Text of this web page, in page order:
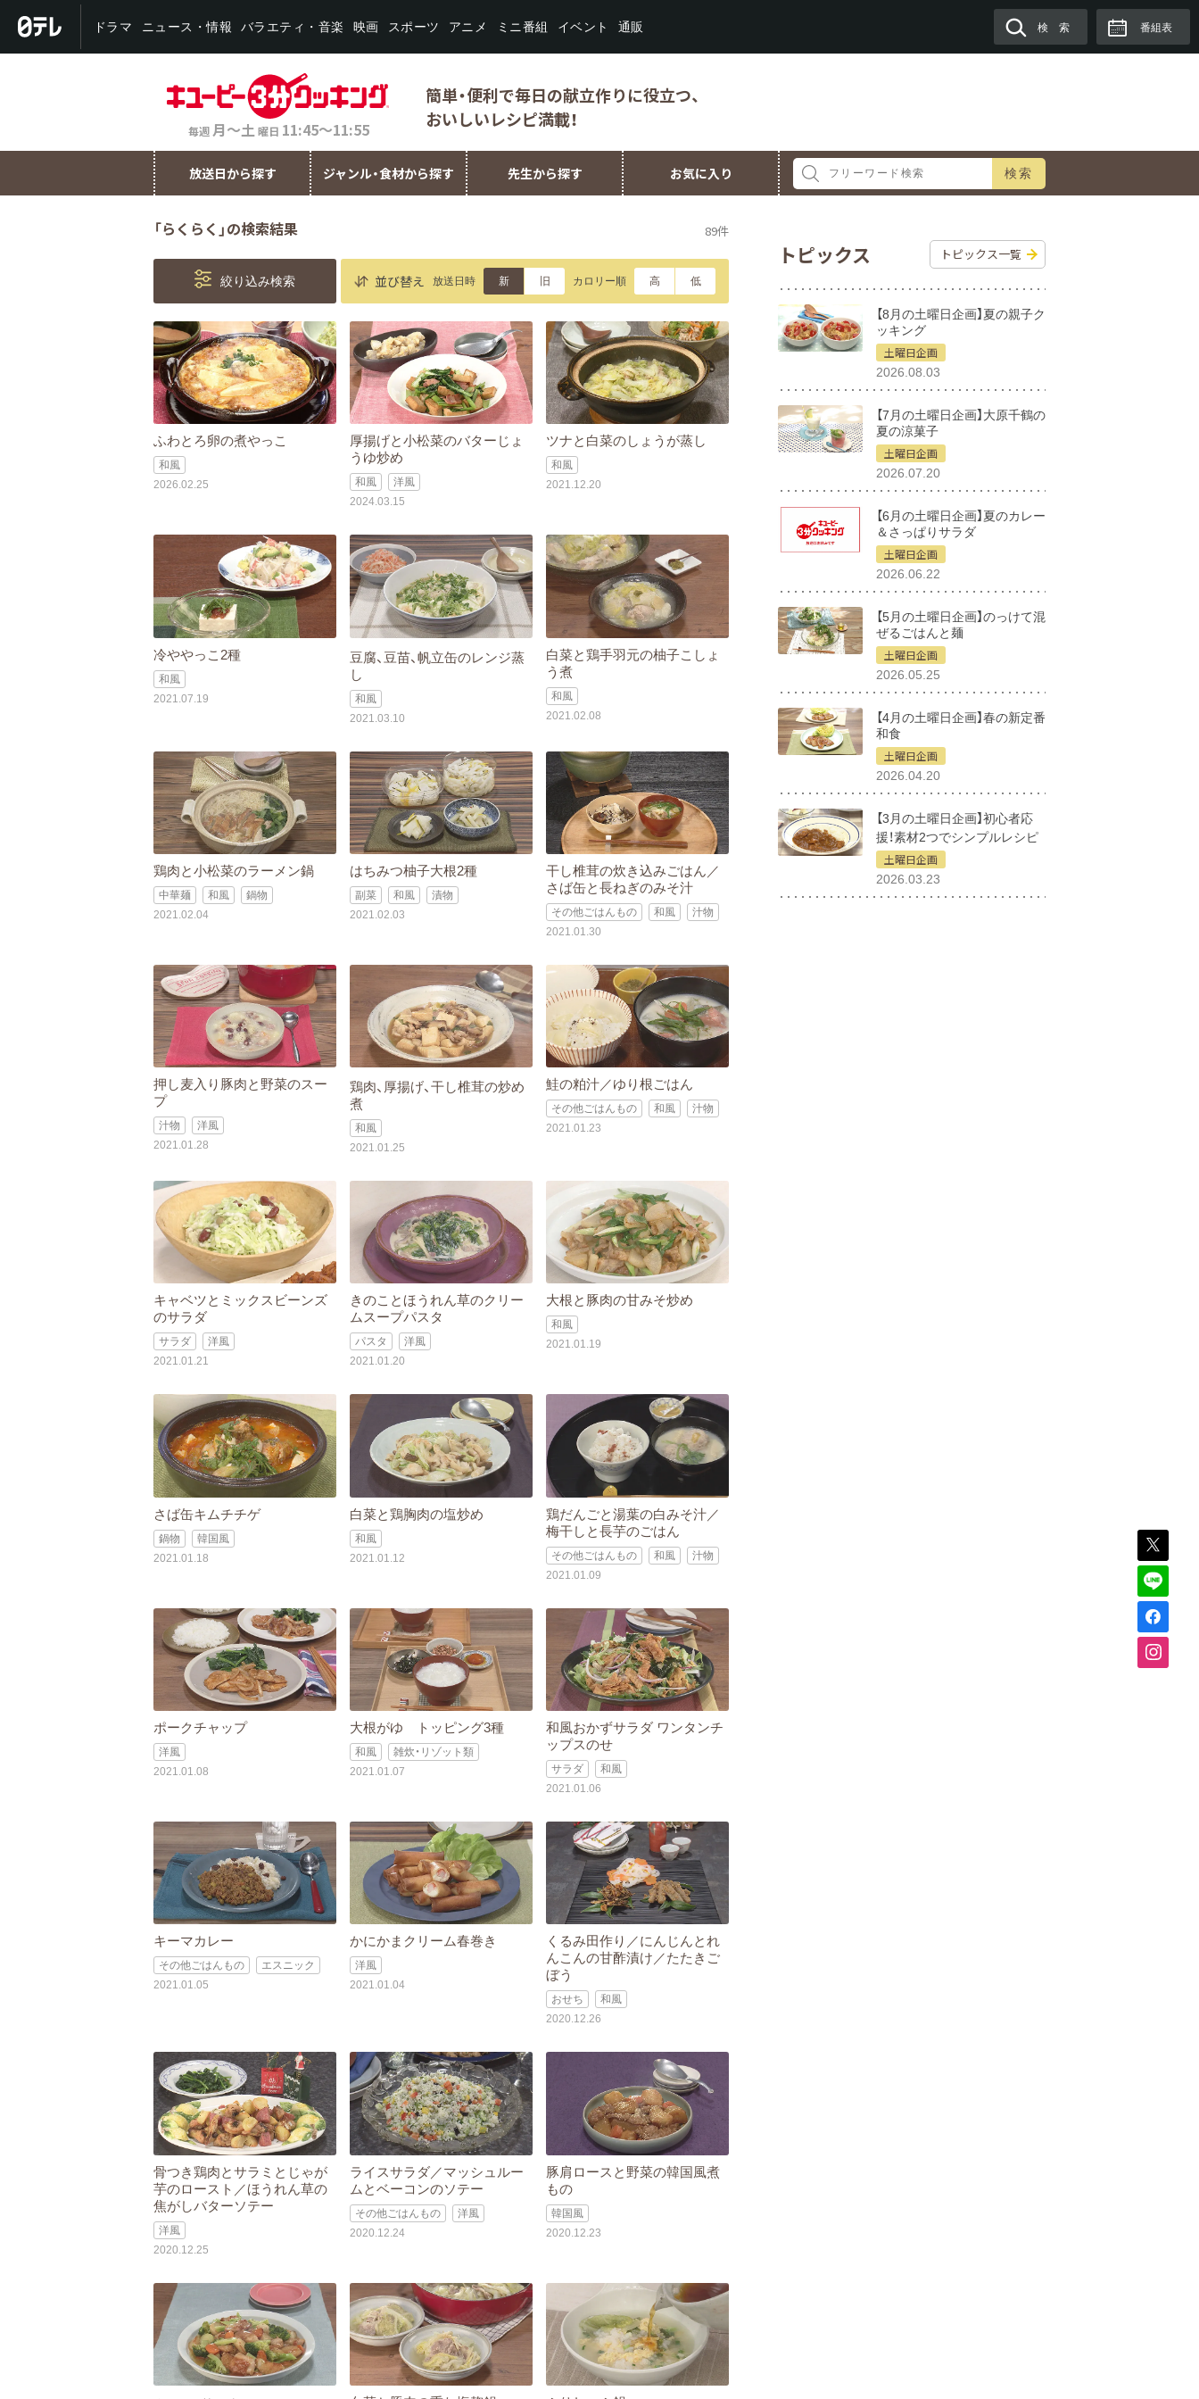
ドラマ ニュース・情報 バラエティ・音楽 映画 スポーツ アニメ ミニ番組 イベント 通販 検 索 番組表
毎週月～土 曜日 11:45～11:55
簡単・便利で毎日の献立作りに役立つ、
おいしいレシピ満載！
放送日から探す ジャンル・食材から探す 先生から探す お気に入り 検索
「らくらく」の検索結果 89件
絞り込み検索 並び替え 放送日時 新 旧 カロリー順 高 低
ふわとろ卵の煮やっこ
和風
2026.02.25
厚揚げと小松菜のバターじょ
うゆ炒め
和風
洋風
2024.03.15
ツナと白菜のしょうが蒸し
和風
2021.12.20
冷ややっこ2種
和風
2021.07.19
豆腐、豆苗、帆立缶のレンジ蒸
し
和風
2021.03.10
白菜と鶏手羽元の柚子こしょ
う煮
和風
2021.02.08
鶏肉と小松菜のラーメン鍋
中華麺 和風
鍋物
2021.02.04
はちみつ柚子大根2種
副菜 和風
漬物
2021.02.03
干し椎茸の炊き込みごはん／
さば缶と長ねぎのみそ汁
その他ごはんもの 和風
汁物
2021.01.30
押し麦入り豚肉と野菜のスー
プ
汁物
洋風
2021.01.28
鶏肉、厚揚げ、干し椎茸の炒め
煮
和風
2021.01.25
鮭の粕汁／ゆり根ごはん
その他ごはんもの 和風
汁物
2021.01.23
キャベツとミックスビーンズ
のサラダ
サラダ
洋風
2021.01.21
きのことほうれん草のクリー
ムスープパスタ
パスタ
洋風
2021.01.20
大根と豚肉の甘みそ炒め
和風
2021.01.19
さば缶キムチチゲ
鍋物
韓国風
2021.01.18
白菜と鶏胸肉の塩炒め
和風
2021.01.12
鶏だんごと湯葉の白みそ汁／
梅干しと長芋のごはん
その他ごはんもの 和風
汁物
2021.01.09
ポークチャップ
洋風
2021.01.08
大根がゆ トッピング3種
和風
雑炊・リゾット類
2021.01.07
和風おかずサラダ ワンタンチ
ップスのせ
サラダ
和風
2021.01.06
キーマカレー
その他ごはんもの
エスニック
2021.01.05
かにかまクリーム春巻き
洋風
2021.01.04
くるみ田作り／にんじんとれ
んこんの甘酢漬け／たたきご
ぼう
おせち
和風
2020.12.26
骨つき鶏肉とサラミとじゃが
芋のロースト／ほうれん草の
焦がしバターソテー
洋風
2020.12.25
ライスサラダ／マッシュルー
ムとベーコンのソテー
その他ごはんもの
洋風
2020.12.24
豚肩ロースと野菜の韓国風煮
もの
韓国風
2020.12.23
トピックス トピックス一覧
【8月の土曜日企画】夏の親子ク
ッキング
土曜日企画
2026.08.03
【7月の土曜日企画】大原千鶴の
夏の涼菓子
土曜日企画
2026.07.20
【6月の土曜日企画】夏のカレー
＆さっぱりサラダ
土曜日企画
2026.06.22
【5月の土曜日企画】のっけて混
ぜるごはんと麺
土曜日企画
2026.05.25
【4月の土曜日企画】春の新定番
和食
土曜日企画
2026.04.20
【3月の土曜日企画】初心者応
援！素材2つでシンプルレシピ
土曜日企画
2026.03.23